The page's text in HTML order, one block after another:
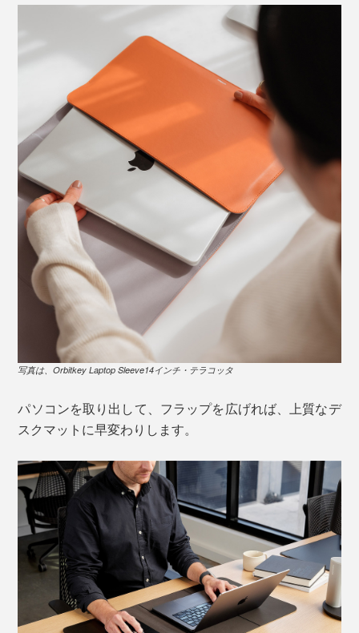
写真は、Orbitkey Laptop Sleeve14インチ・テラコッタ
パソコンを取り出して、フラップを広げれば、上質なデ
スクマットに早変わりします。